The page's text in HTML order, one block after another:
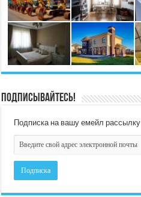
Подписывайтесь!
Подписка на вашу емейл рассылку